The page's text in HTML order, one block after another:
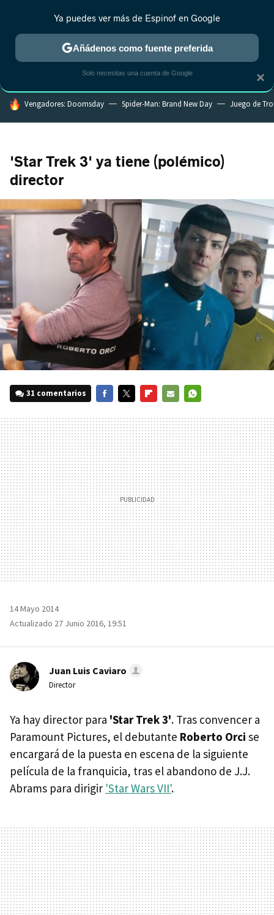
MENÚ NUEVO
ESTRENOS REALITY ANIME RANKINGS CINE
HOY SE HABLA DE
Vengadores: Doomsday Spider-Man: Brand New Day Juego de
'Star Trek 3' ya tiene (polémico)
director
31 comentarios
MAIL
14 Mayo 2014
Actualizado 27 Junio 2016, 19:51
Juan Luis Caviaro
Director
Ya hay director para 'Star Trek 3'. Tras convencer a
Paramount Pictures, el debutante Roberto Orci se
encargará de la puesta en escena de la siguiente
película de la franquicia, tras el abandono de J.J.
Abrams para dirigir 'Star Wars VII'.
×
Ya puedes ver más de Espinof en Google
Añádenos como fuente preferida
Solo necesitas una cuenta de Google